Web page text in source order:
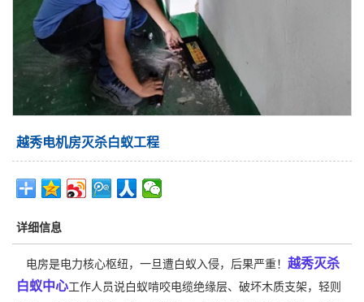
越秀电机房灭杀白蚁工程
详细信息
电房是电力核心枢纽，一旦遭白蚁入侵，后果严重！ 越秀灭杀
白蚁中心工作人员说白蚁啃咬电缆绝缘层、破坏木质支架，轻则